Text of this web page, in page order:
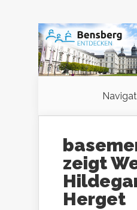
zeigt
Herget